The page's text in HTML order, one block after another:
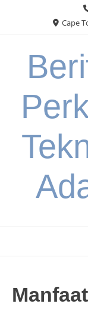
Cape